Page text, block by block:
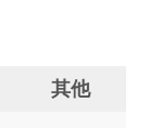
其他